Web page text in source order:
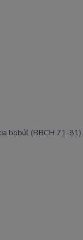
bobúľ (BBCH 71-81).